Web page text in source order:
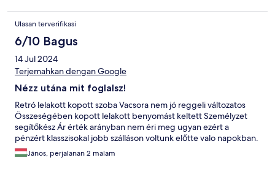
Ulasan terverifikasi
6/10 Bagus
14 Jul 2024
Terjemahkan dengan Google
Nézz utána mit foglalsz!
Retró lelakott kopott szoba Vacsora nem jó reggeli változatos
Összeségében kopott lelakott benyomást keltett Személyzet
segítőkész Ár érték arányban nem éri meg ugyan ezért a
pénzért klasszisokal jobb szálláson voltunk előtte valo napokban.
János, perjalanan 2 malam